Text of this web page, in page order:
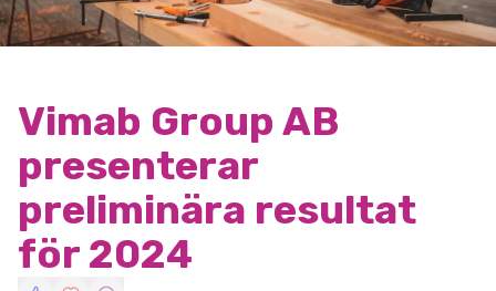
Vimab Group AB
presenterar
preliminära resultat
för 2024